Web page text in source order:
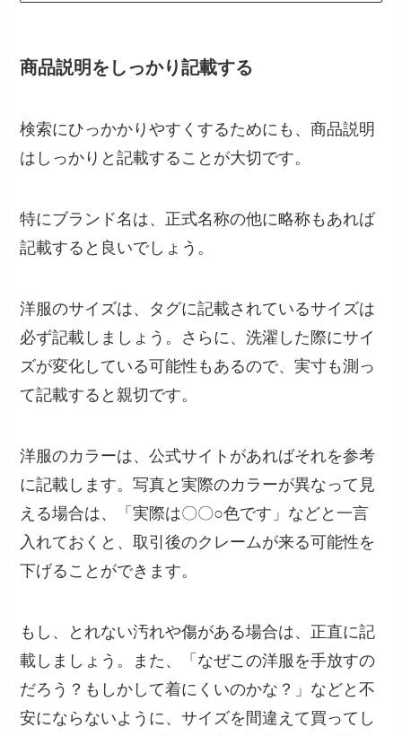
商品説明をしっかり記載する
検索にひっかかりやすくするためにも、商品説明
はしっかりと記載することが大切です。
特にブランド名は、正式名称の他に略称もあれば
記載すると良いでしょう。
洋服のサイズは、タグに記載されているサイズは
必ず記載しましょう。さらに、洗濯した際にサイ
ズが変化している可能性もあるので、実寸も測っ
て記載すると親切です。
洋服のカラーは、公式サイトがあればそれを参考
に記載します。写真と実際のカラーが異なって見
える場合は、「実際は〇〇○色です」などと一言
入れておくと、取引後のクレームが来る可能性を
下げることができます。
もし、とれない汚れや傷がある場合は、正直に記
載しましょう。また、「なぜこの洋服を手放すの
だろう？もしかして着にくいのかな？」などと不
安にならないように、サイズを間違えて買ってし